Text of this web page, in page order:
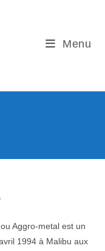
Menu
Aggro-metal est un
1994 à Malibu aux